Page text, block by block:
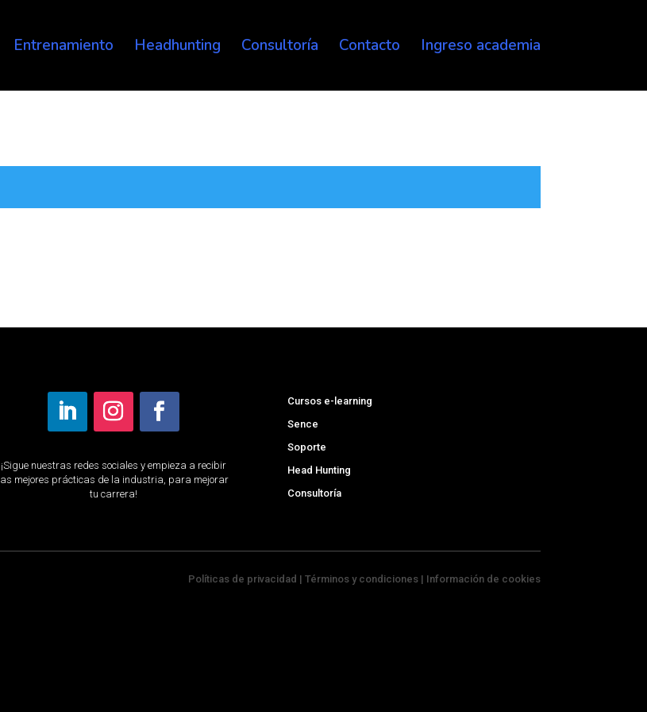
Entrenamiento Headhunting Consultoría Contacto Ingreso academia
¡Sigue nuestras redes sociales y empieza a recibir
las mejores prácticas de la industria, para mejorar
tu carrera!
Cursos e-learning
Sence
Soporte
Head Hunting
Consultoría
Políticas de privacidad | Términos y condiciones | Información de cookies